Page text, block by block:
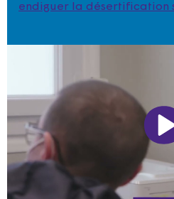
endiguer la désertification